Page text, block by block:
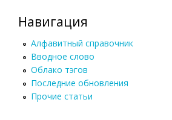
Навигация
Алфавитный справочник
Вводное слово
Облако тэгов
Последние обновления
Прочие статьи